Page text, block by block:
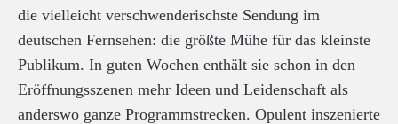
die vielleicht verschwenderischste Sendung im
deutschen Fernsehen: die größte Mühe für das kleinste
Publikum. In guten Wochen enthält sie schon in den
Eröffnungsszenen mehr Ideen und Leidenschaft als
anderswo ganze Programmstrecken. Opulent inszenierte